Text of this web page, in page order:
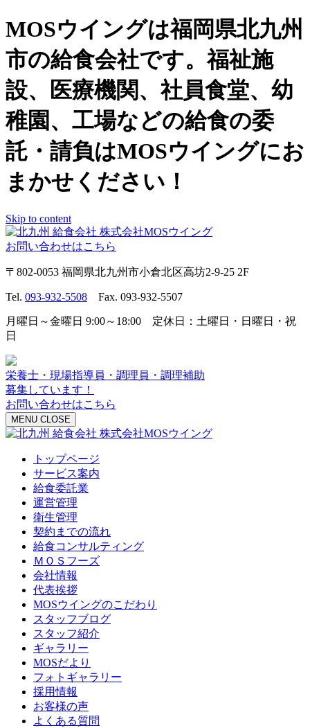
MOSウイングは福岡県北九州
市の給食会社です。福祉施
設、医療機関、社員食堂、幼
稚園、工場などの給食の委
託・請負はMOSウイングにお
まかせください！
Skip to content
お問い合わせはこちら
〒802-0053 福岡県北九州市小倉北区高坊2-9-25 2F
Tel. 093-932-5508 Fax. 093-932-5507
月曜日～金曜日 9:00～18:00 定休日：土曜日・日曜日・祝
日
栄養士・現場指導員・調理員・調理補助
募集しています！
お問い合わせはこちら
MENU CLOSE
トップページ
サービス案内
給食委託業
運営管理
衛生管理
契約までの流れ
給食コンサルティング
ＭＯＳフーズ
会社情報
代表挨拶
MOSウイングのこだわり
スタッフブログ
スタッフ紹介
ギャラリー
MOSだより
フォトギャラリー
採用情報
お客様の声
よくある質問